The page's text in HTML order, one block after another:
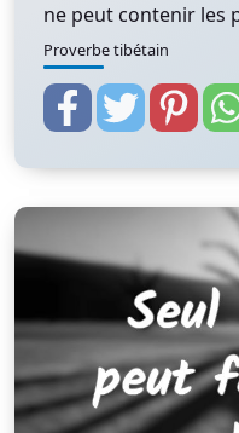
ne peut contenir les
Proverbe tibétain